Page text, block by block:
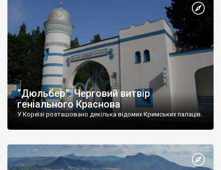
“Дюльбер”. Черговий витвір
геніального Краснова
У Кореїзі розташовано декілька відомих Кримських палаців.